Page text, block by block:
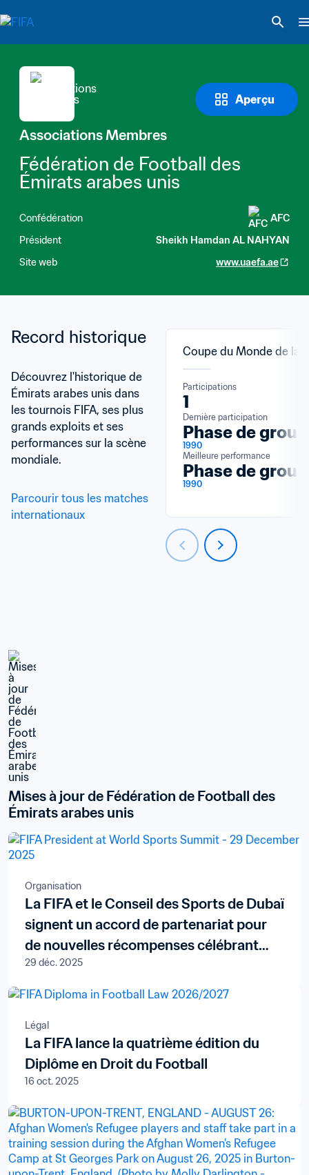
Aperçu
Associations Membres
Fédération de Football des
Émirats arabes unis
Confédération
AFC
Président
Sheikh Hamdan AL NAHYAN
Site web
www.uaefa.ae
Record historique
Découvrez l'historique de
Émirats arabes unis dans
les tournois FIFA, ses plus
grands exploits et ses
performances sur la scène
mondiale.
Parcourir tous les matches
internationaux
Coupe du Monde de la
Participations
1
Dernière participation
Phase de
1990
Meilleure performance
Phase de
1990
Mises à jour de Fédération de Football des
Émirats arabes unis
Organisation
La FIFA et le Conseil des Sports de Dubaï
signent un accord de partenariat pour
de nouvelles récompenses célébrant
annuellement les protagonistes les plus
en vue du monde du football
29 déc. 2025
Légal
La FIFA lance la quatrième édition du
Diplôme en Droit du Football
16 oct. 2025